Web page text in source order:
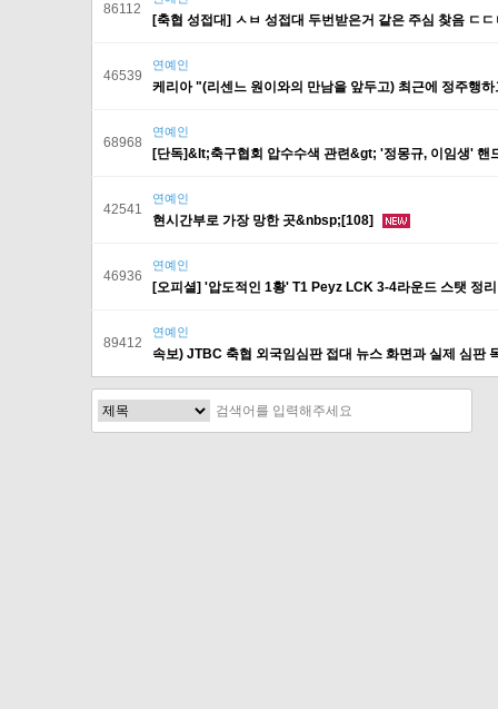
86112
[축협 성접대] ㅅㅂ 성접대 두번받은거 같은 주심 찾음 ㄷ
46539
연예인
케리아 "(리센느 원이와의 만남을 앞두고) 최근에 정주행
68968
연예인
[단독]&lt;축구협회 압수수색 관련&gt; '정몽규, 이임생'
42541
연예인
현시간부로 가장 망한 곳&nbsp;[108]
46936
연예인
[오피셜] '압도적인 1황' T1 Peyz LCK 3-4라운드 스탯 정
89412
연예인
속보) JTBC 축협 외국임심판 접대 뉴스 화면과 실제 심